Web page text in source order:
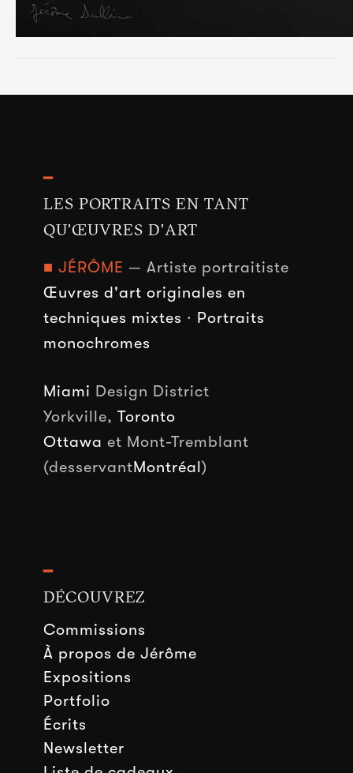
━
LES PORTRAITS EN TANT
QU'ŒUVRES D'ART
■ JÉRÔME — Artiste portraitiste
Œuvres d'art originales en
techniques mixtes · Portraits
monochromes
Miami Design District
Yorkville, Toronto
Ottawa et Mont-Tremblant
(desservantMontréal)
━
DÉCOUVREZ
Commissions
À propos de Jérôme
Expositions
Portfolio
Écrits
Newsletter